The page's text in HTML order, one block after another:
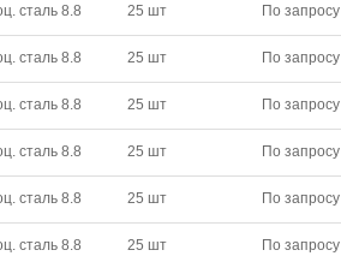
сталь 8.8 25 шт По запросу
сталь 8.8 25 шт По запросу
сталь 8.8 25 шт По запросу
сталь 8.8 25 шт По запросу
сталь 8.8 25 шт По запросу
сталь 8.8 25 шт По запросу